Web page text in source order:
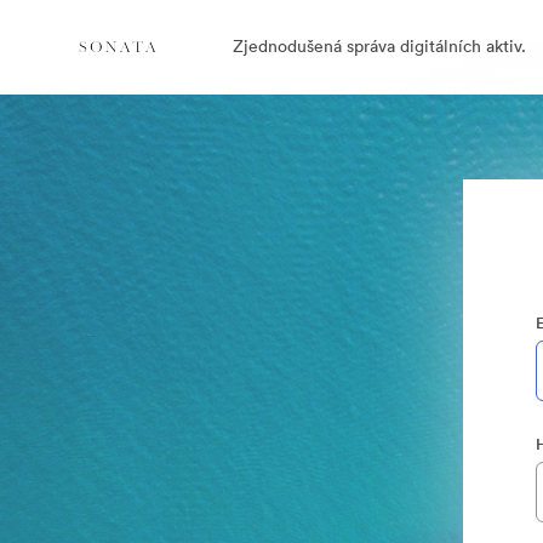
Zjednodušená správa digitálních aktiv.